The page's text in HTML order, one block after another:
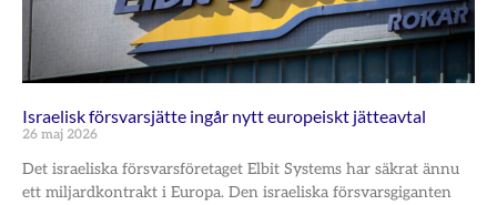
Israelisk försvarsjätte ingår nytt europeiskt jätteavtal
26 maj 2026
Det israeliska försvarsföretaget Elbit Systems har säkrat ännu
ett miljardkontrakt i Europa. Den israeliska försvarsgiganten